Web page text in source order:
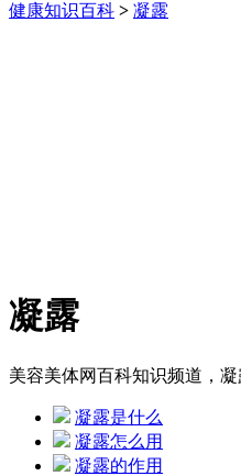
健康知识百科 > 凝露
凝露
美容美体网百科知识频道，
凝露是什么
凝露怎么用
凝露的作用